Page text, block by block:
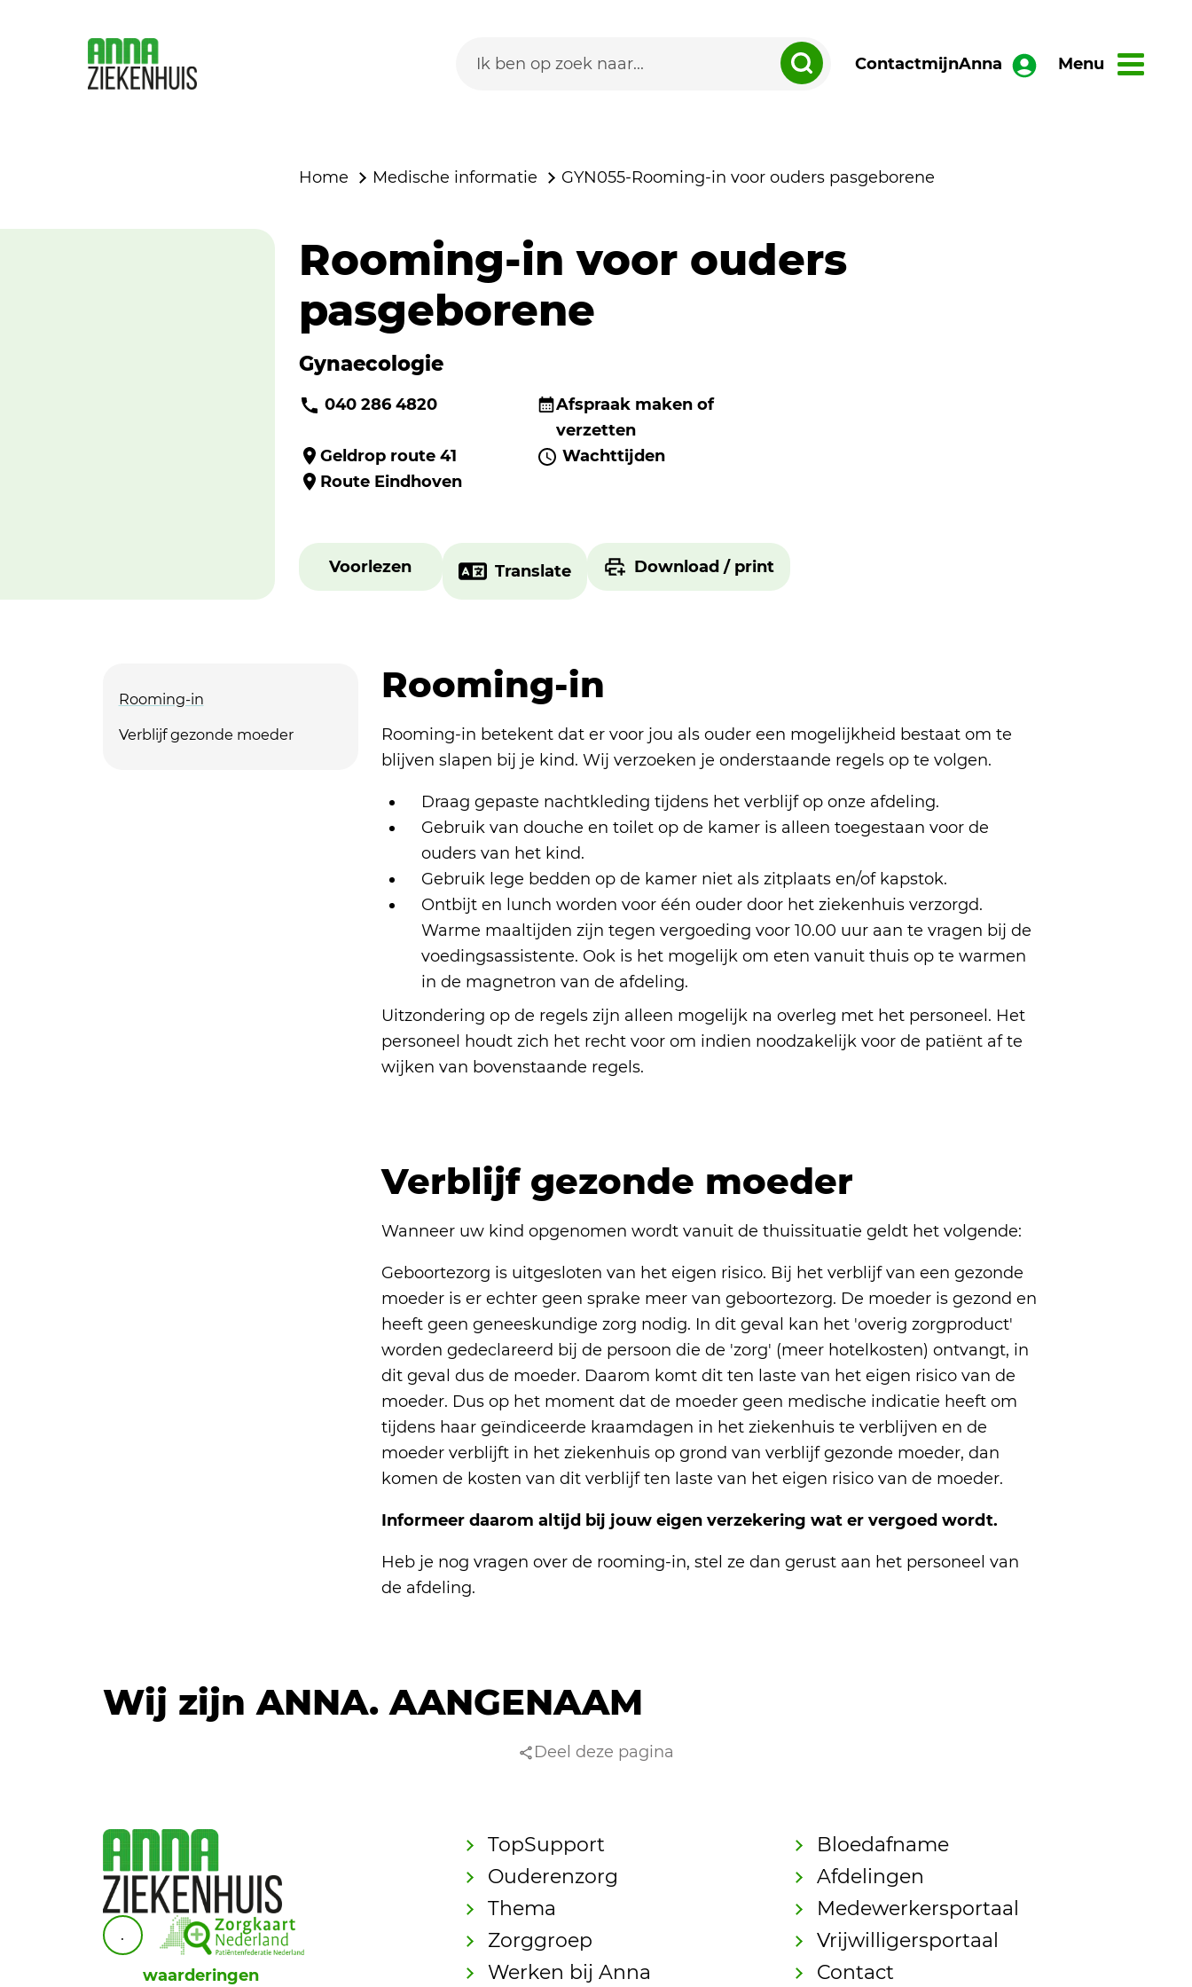
ContactmijnAnna Menu
Home Medische informatie GYN055-Rooming-in voor ouders pasgeborene
Rooming-in voor ouders
pasgeborene
Gynaecologie
040 286 4820
Afspraak maken of
verzetten
Geldrop route 41
Route Eindhoven
Wachttijden
Voorlezen Translate Download / print
Rooming-in
Verblijf gezonde moeder
Rooming-in
Rooming-in betekent dat er voor jou als ouder een mogelijkheid bestaat om te
blijven slapen bij je kind. Wij verzoeken je onderstaande regels op te volgen.
Draag gepaste nachtkleding tijdens het verblijf op onze afdeling.
Gebruik van douche en toilet op de kamer is alleen toegestaan voor de
ouders van het kind.
Gebruik lege bedden op de kamer niet als zitplaats en/of kapstok.
Ontbijt en lunch worden voor één ouder door het ziekenhuis verzorgd.
Warme maaltijden zijn tegen vergoeding voor 10.00 uur aan te vragen bij de
voedingsassistente. Ook is het mogelijk om eten vanuit thuis op te warmen
in de magnetron van de afdeling.
Uitzondering op de regels zijn alleen mogelijk na overleg met het personeel. Het
personeel houdt zich het recht voor om indien noodzakelijk voor de patiënt af te
wijken van bovenstaande regels.
Verblijf gezonde moeder
Wanneer uw kind opgenomen wordt vanuit de thuissituatie geldt het volgende:
Geboortezorg is uitgesloten van het eigen risico. Bij het verblijf van een gezonde
moeder is er echter geen sprake meer van geboortezorg. De moeder is gezond en
heeft geen geneeskundige zorg nodig. In dit geval kan het 'overig zorgproduct'
worden gedeclareerd bij de persoon die de 'zorg' (meer hotelkosten) ontvangt, in
dit geval dus de moeder. Daarom komt dit ten laste van het eigen risico van de
moeder. Dus op het moment dat de moeder geen medische indicatie heeft om
tijdens haar geïndiceerde kraamdagen in het ziekenhuis te verblijven en de
moeder verblijft in het ziekenhuis op grond van verblijf gezonde moeder, dan
komen de kosten van dit verblijf ten laste van het eigen risico van de moeder.
Informeer daarom altijd bij jouw eigen verzekering wat er vergoed wordt.
Heb je nog vragen over de rooming-in, stel ze dan gerust aan het personeel van
de afdeling.
Wij zijn ANNA.AANGENAAM
Deel deze pagina
.
waarderingen
TopSupport
Ouderenzorg
Thema
Zorggroep
Werken bij Anna
Bloedafname
Afdelingen
Medewerkersportaal
Vrijwilligersportaal
Contact